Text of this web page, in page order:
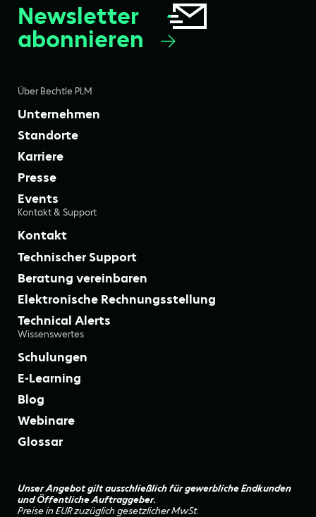
Über Bechtle PLM
Unternehmen
Standorte
Karriere
Presse
Events
Kontakt & Support
Kontakt
Technischer Support
Beratung vereinbaren
Elektronische Rechnungsstellung
Technical Alerts
Wissenswertes
Schulungen
E-Learning
Blog
Webinare
Glossar
Newsletter
abonnieren
Unser Angebot gilt ausschließlich für gewerbliche Endkunden
und Öffentliche Auftraggeber.
Preise in EUR zuzüglich gesetzlicher MwSt.